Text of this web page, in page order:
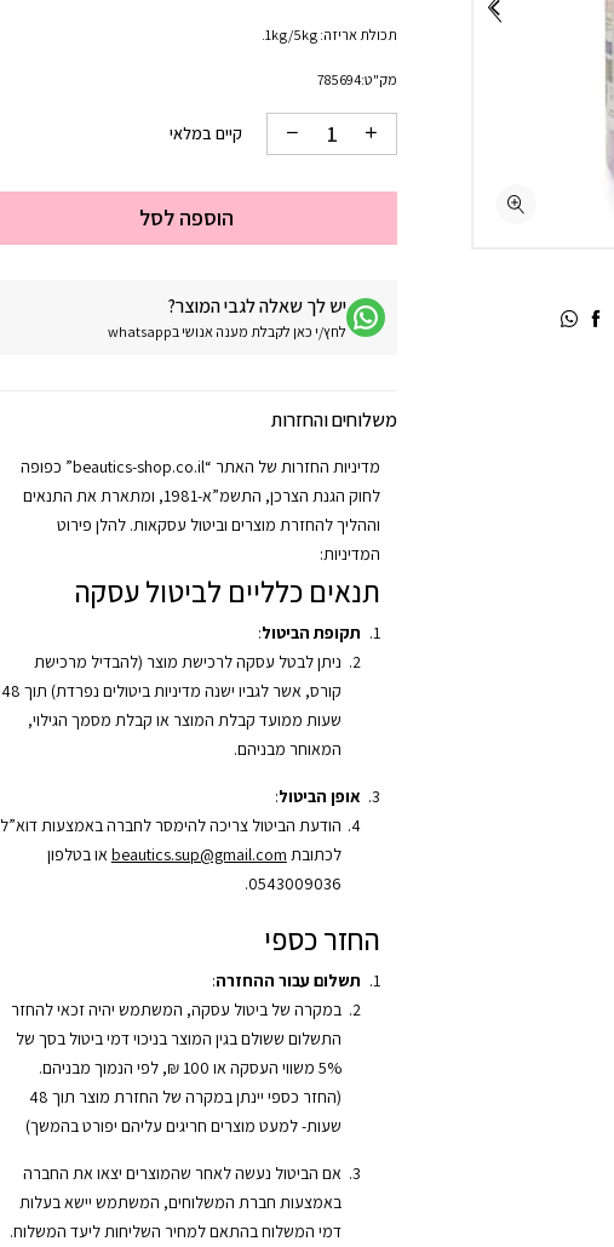
תכולת אריזה: 1kg/5kg.
מק"ט:785694
קיים במלאי
הוספה לסל
יש לך שאלה לגבי המוצר?
לחץ/י כאן לקבלת מענה אנושי בwhatsapp
משלוחים והחזרות
מדיניות החזרות של האתר “beautics-shop.co.il” כפופה
לחוק הגנת הצרכן, התשמ”א-1981, ומתארת את התנאים
וההליך להחזרת מוצרים וביטול עסקאות. להלן פירוט
המדיניות:
תנאים כלליים לביטול עסקה
תקופת הביטול:
ניתן לבטל עסקה לרכישת מוצר (להבדיל מרכישת
קורס, אשר לגביו ישנה מדיניות ביטולים נפרדת) תוך 48
שעות ממועד קבלת המוצר או קבלת מסמך הגילוי,
המאוחר מבניהם.
אופן הביטול:
הודעת הביטול צריכה להימסר לחברה באמצעות דוא”ל
לכתובת beautics.sup@gmail.com או בטלפון
0543009036.
החזר כספי
תשלום עבור ההחזרה:
במקרה של ביטול עסקה, המשתמש יהיה זכאי להחזר
התשלום ששולם בגין המוצר בניכוי דמי ביטול בסך של
5% משווי העסקה או 100 ₪, לפי הנמוך מבניהם.
(החזר כספי יינתן במקרה של החזרת מוצר תוך 48
שעות- למעט מוצרים חריגים עליהם יפורט בהמשך)
אם הביטול נעשה לאחר שהמוצרים יצאו את החברה
באמצעות חברת המשלוחים, המשתמש יישא בעלות
דמי המשלוח בהתאם למחיר השליחות ליעד המשלוח.